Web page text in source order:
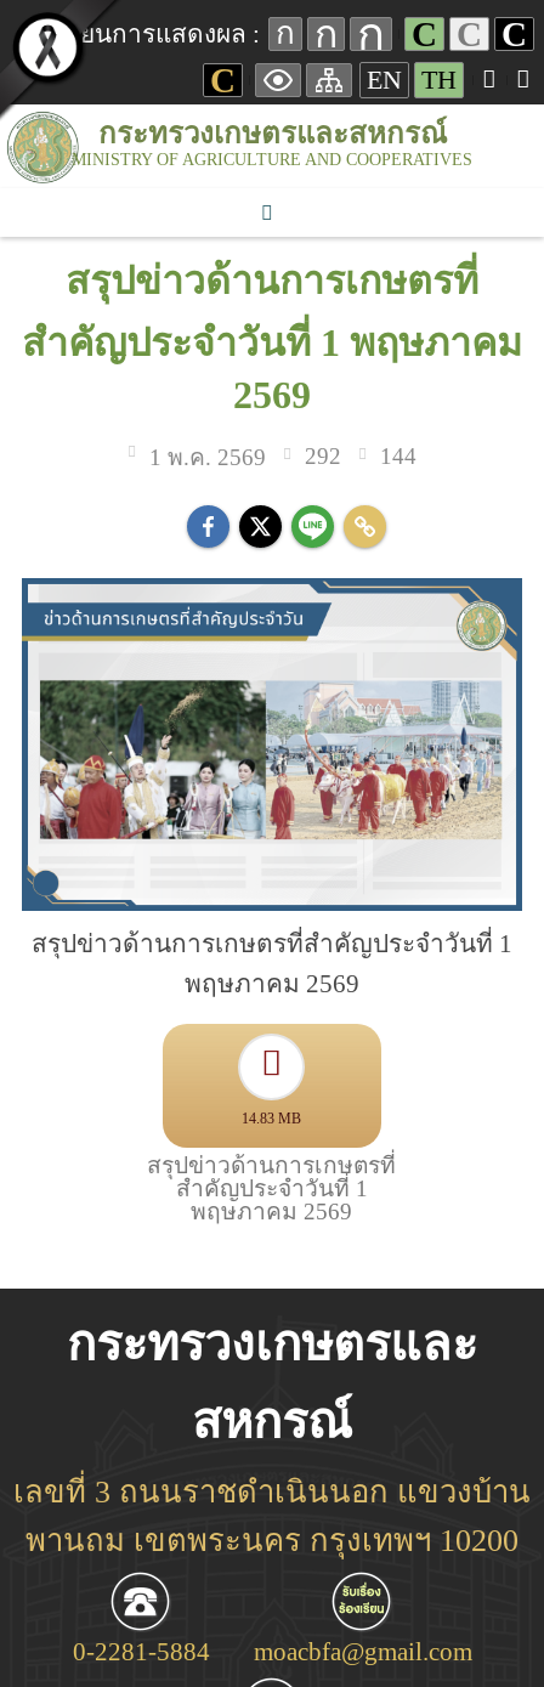
เปลี่ยนการแสดงผล : ก ก ก C C C
C
EN TH
กระทรวงเกษตรและสหกรณ์
MINISTRY OF AGRICULTURE AND COOPERATIVES
สรุปข่าวด้านการเกษตรที่
สำคัญประจำวันที่ 1 พฤษภาคม
2569
1 พ.ค. 2569 292 144
สรุปข่าวด้านการเกษตรที่สำคัญประจำวันที่ 1
พฤษภาคม 2569
14.83 MB
สรุปข่าวด้านการเกษตรที่
สำคัญประจำวันที่ 1
พฤษภาคม 2569
กระทรวงเกษตรและ
สหกรณ์
เลขที่ 3 ถนนราชดำเนินนอก แขวงบ้าน
พานถม เขตพระนคร กรุงเทพฯ 10200
0-2281-5884 moacbfa@gmail.com